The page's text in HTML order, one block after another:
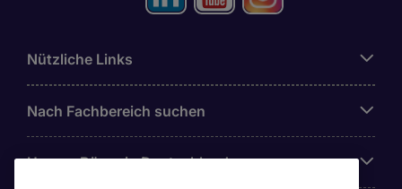
Nützliche Links
Nach Fachbereich suchen
Unsere Büros in Deutschland